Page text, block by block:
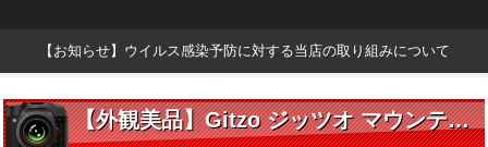
【お知らせ】ウイルス感染予防に対する当店の取り組みについて
【外観美品】Gitzo ジッツオ マウンテニア三脚 GT3542 3型4段カーボン 収納袋/説明書付き